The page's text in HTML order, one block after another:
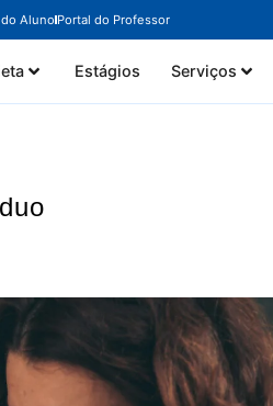
Aluno Portal do Professor
Estágios Serviços